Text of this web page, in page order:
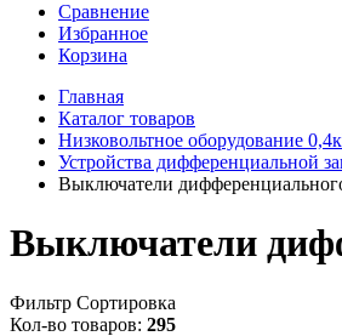
Сравнение
Избранное
Корзина
Главная
Каталог товаров
Низковольтное оборудование
Устройства дифференциальной
Выключатели
Выключатели
Фильтр Сортировка
Кол-во товаров: 295